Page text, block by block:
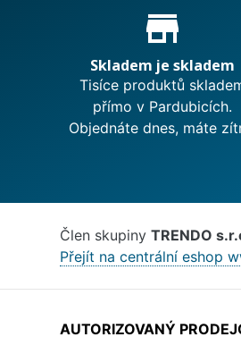
Proč nakupovat u
store_mall_directory
Skladem je skladem
Tisíce produktů
přímo v Pardubicích.
Objednáte dnes, máte
Člen skupiny TRENDO
Přejít na centrální eshop
AUTORIZOVANÝ